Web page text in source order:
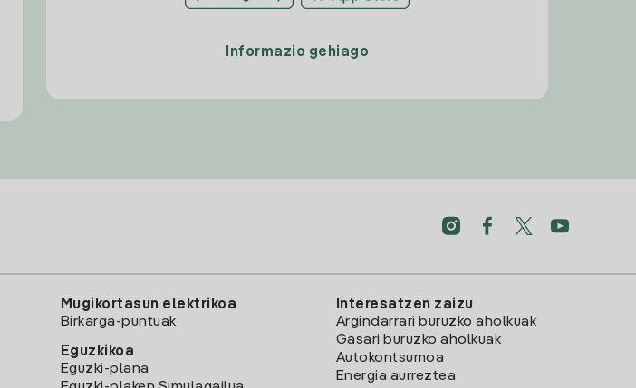
Informazio gehiago
Mugikortasun elektrikoa
Birkarga-puntuak
Eguzkikoa
Eguzki-plana
Interesatzen zaizu
Argindarrari buruzko aholkuak
Gasari buruzko aholkuak
Autokontsumoa
Energia aurreztea